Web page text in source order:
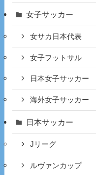
女子サッカー
女サカ日本代表
女子フットサル
日本女子サッカー
海外女子サッカー
日本サッカー
Jリーグ
ルヴァンカップ